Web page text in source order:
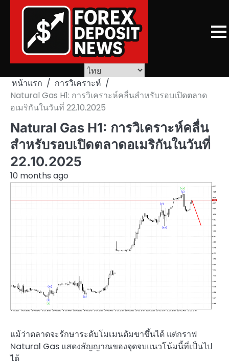
หน้าแรก
การวิเคราะห์
Natural Gas H1: การวิเคราะห์คลื่นสำหรับรอบเปิดตลาด
อเมริกันในวันที่ 22.10.2025
Natural Gas H1: การวิเคราะห์คลื่น
สำหรับรอบเปิดตลาดอเมริกันในวันที่
22.10.2025
10 months ago
แม้ว่าตลาดจะรักษาระดับโมเมนตัมขาขึ้นได้ แต่กราฟ
Natural Gas แสดงสัญญาณของจุดจบแนวโน้มนี้ที่เป็นไป